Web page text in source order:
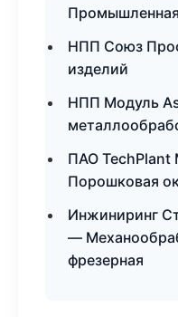
НПП Союз
изделий
НПП Модуль
ПАО
Порошковая
Инжиниринг
—
фрезерная